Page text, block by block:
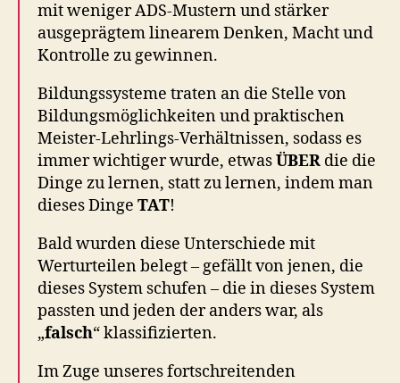
mit weniger ADS-Mustern und stärker
ausgeprägtem linearem Denken, Macht und
Kontrolle zu gewinnen.
Bildungssysteme traten an die Stelle von
Bildungsmöglichkeiten und praktischen
Meister-Lehrlings-Verhältnissen, sodass es
immer wichtiger wurde, etwasÜBER die die
Dinge zu lernen, statt zu lernen, indem man
dieses Dinge TAT!
Bald wurden diese Unterschiede mit
Werturteilen belegt – gefällt von jenen, die
dieses System schufen – die in dieses System
passten und jeden der anders war, als
„falsch“ klassifizierten.
Im Zuge unseres fortschreitenden